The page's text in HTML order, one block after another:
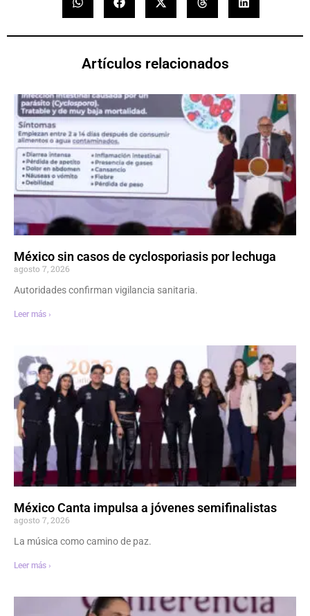
Artículos relacionados
México sin casos de cyclosporiasis por lechuga
agosto 7, 2026
Autoridades confirman vigilancia sanitaria.
Leer más ›
México Canta impulsa a jóvenes semifinalistas
agosto 7, 2026
La música como camino de paz.
Leer más ›